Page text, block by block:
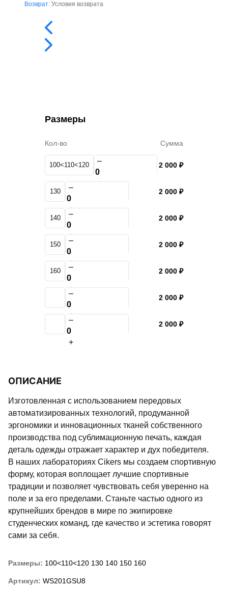
Размеры
Кол-во Сумма
100<110<120 –
+
2 000 ₽
130 –
+
2 000 ₽
140 –
+
2 000 ₽
150 –
+
2 000 ₽
160 –
+
2 000 ₽
–
+
2 000 ₽
–
+
2 000 ₽
Возврат: Условия возврата
ОПИСАНИЕ
Изготовленная с использованием передовых
автоматизированных технологий, продуманной
эргономики и инновационных тканей собственного
производства под сублимационную печать, каждая
деталь одежды отражает характер и дух победителя.
В наших лабораториях Cikers мы создаем спортивную
форму, которая воплощает лучшие спортивные
традиции и позволяет чувствовать себя уверенно на
поле и за его пределами. Станьте частью одного из
крупнейших брендов в мире по экипировке
студенческих команд, где качество и эстетика говорят
сами за себя.
Размеры: 100<110<120 130 140 150 160
Артикул: WS201GSU8